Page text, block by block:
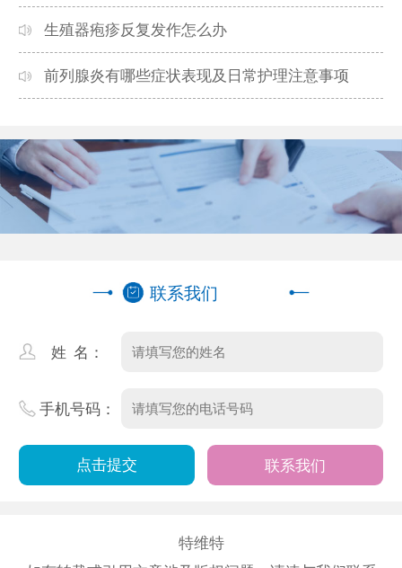
生殖器疱疹反复发作怎么办
前列腺炎有哪些症状表现及日常护理注意事项
联系我们
姓 名：
手机号码：
联系我们
特维特